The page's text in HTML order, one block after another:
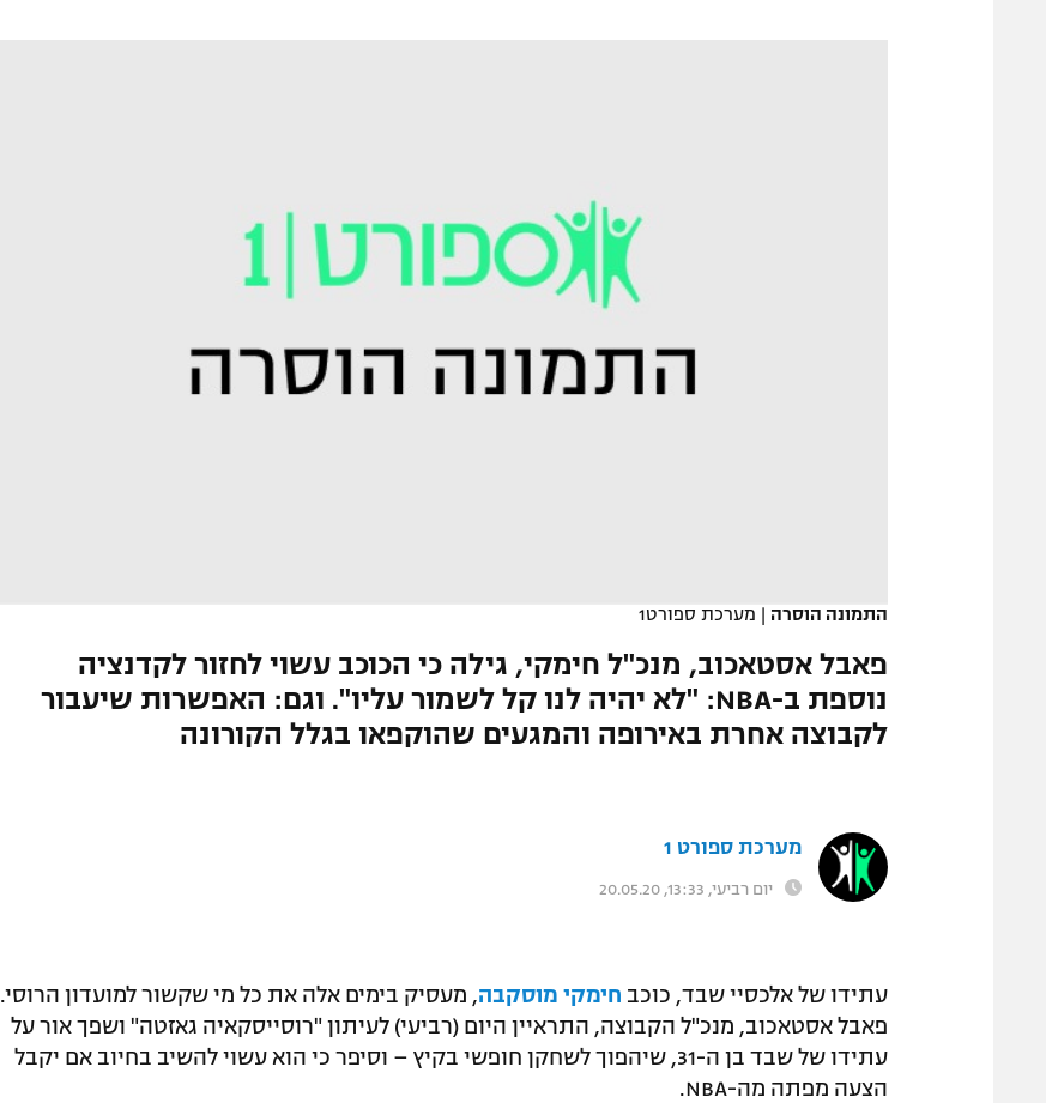
התמונה הוסרה | מערכת ספורט1
פאבל אסטאכוב, מנכ"ל חימקי, גילה כי הכוכב עשוי לחזור לקדנציה
נוספת ב-NBA: "לא יהיה לנו קל לשמור עליו". וגם: האפשרות שיעבור
לקבוצה אחרת באירופה והמגעים שהוקפאו בגלל הקורונה
מערכת ספורט 1
יום רביעי, 13:33, 20.05.20
עתידו של אלכסיי שבד, כוכב חימקי מוסקבה, מעסיק בימים אלה את כל מי שקשור למועדון הרוסי.
פאבל אסטאכוב, מנכ"ל הקבוצה, התראיין היום (רביעי) לעיתון "רוסייסקאיה גאזטה" ושפך אור על
עתידו של שבד בן ה-31, שיהפוך לשחקן חופשי בקיץ – וסיפר כי הוא עשוי להשיב בחיוב אם יקבל
הצעה מפתה מה-NBA.